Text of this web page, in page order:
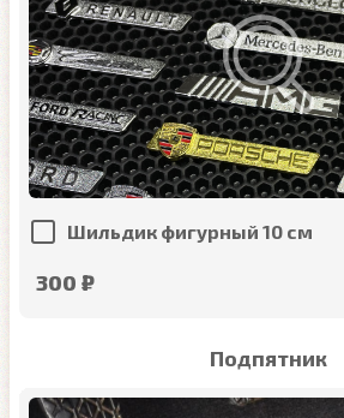
Шильдик фигурный 10 см
300 ₽
Подпятник